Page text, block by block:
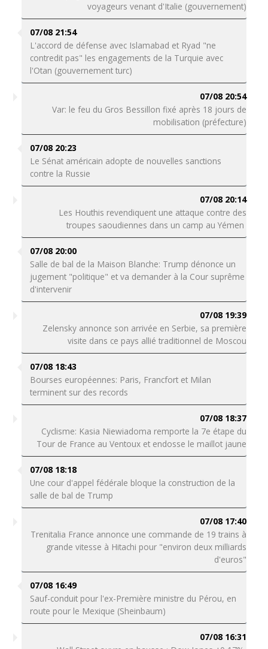
voyageurs venant d'Italie (gouvernement)
07/08 21:54
L'accord de défense avec Islamabad et Ryad "ne
contredit pas" les engagements de la Turquie avec
l'Otan (gouvernement turc)
07/08 20:54
Var: le feu du Gros Bessillon fixé après 18 jours de
mobilisation (préfecture)
07/08 20:23
Le Sénat américain adopte de nouvelles sanctions
contre la Russie
07/08 20:14
Les Houthis revendiquent une attaque contre des
troupes saoudiennes dans un camp au Yémen
07/08 20:00
Salle de bal de la Maison Blanche: Trump dénonce un
jugement "politique" et va demander à la Cour suprême
d'intervenir
07/08 19:39
Zelensky annonce son arrivée en Serbie, sa première
visite dans ce pays allié traditionnel de Moscou
07/08 18:43
Bourses européennes: Paris, Francfort et Milan
terminent sur des records
07/08 18:37
Cyclisme: Kasia Niewiadoma remporte la 7e étape du
Tour de France au Ventoux et endosse le maillot jaune
07/08 18:18
Une cour d'appel fédérale bloque la construction de la
salle de bal de Trump
07/08 17:40
Trenitalia France annonce une commande de 19 trains à
grande vitesse à Hitachi pour "environ deux milliards
d'euros"
07/08 16:49
Sauf-conduit pour l'ex-Première ministre du Pérou, en
route pour le Mexique (Sheinbaum)
07/08 16:31